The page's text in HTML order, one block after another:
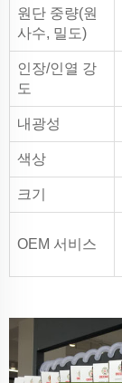
원단 중량(원
사수, 밀도)
인장/인열 강
도
내광성
색상
크기
OEM 서비스